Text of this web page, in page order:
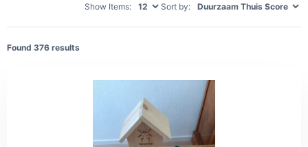
Show Items: Sort by:
Found 376 results